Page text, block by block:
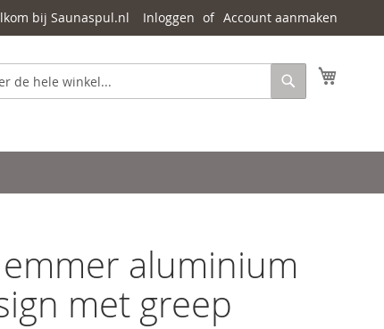
bij Saunaspul.nl Inloggen Account aanmaken
Zoeken
aluminium
met greep